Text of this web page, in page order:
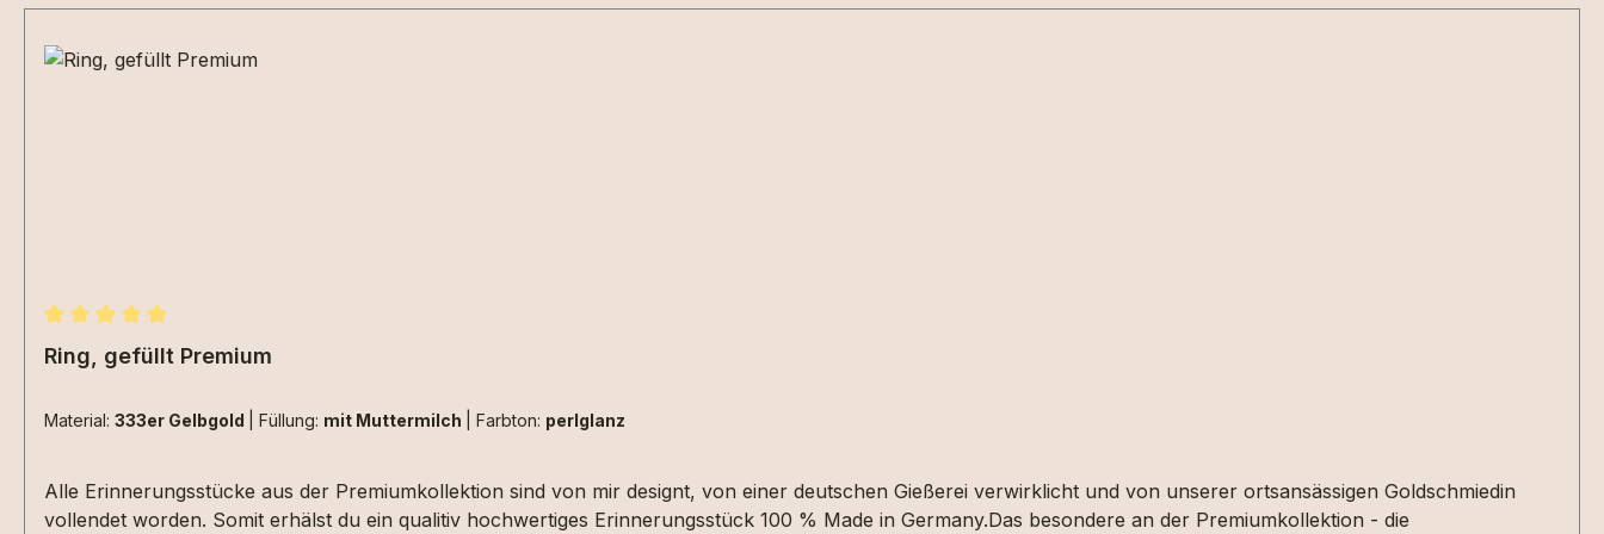
Durchschnittliche Bewertung von 5 von 5 Sternen
Ring, gefüllt Premium
Material: 333er Gelbgold Füllung: mit Muttermilch Farbton: perlglanz
Alle Erinnerungsstücke aus der Premiumkollektion sind von mir designt, von einer deutschen Gießerei verwirklicht und von unserer ortsansässigen Goldschmiedin
vollendet worden. Somit erhälst du ein qualitiv hochwertiges Erinnerungsstück 100 % Made in Germany.Das besondere an der Premiumkollektion - die